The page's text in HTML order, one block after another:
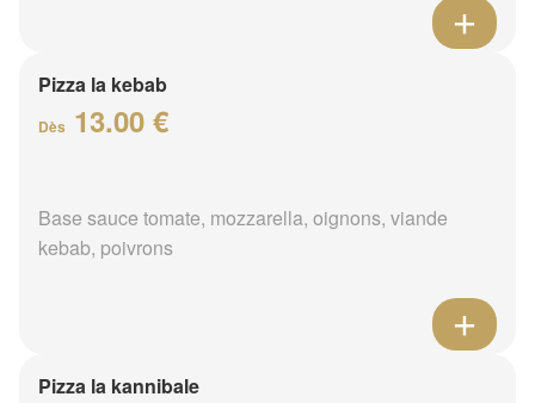
Pizza la kebab
Dès 13.00 €
Base sauce tomate, mozzarella, oignons, viande
kebab, poivrons
Pizza la kannibale